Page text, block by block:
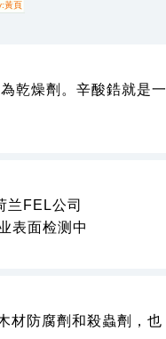
乾燥劑。辛酸鋯就是一
兰FEL公司
表面检测中
材防腐劑和殺蟲劑，也